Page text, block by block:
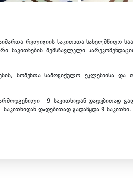
რელიგიის საკითხთა სახელმწიფო
საკითხების შემსწავლელი
სომეხთა სამოციქულო ეკლესიისა და
9 საკითხიდან დადებითად
დადებითად გადაწყდა 9 საკითხი.